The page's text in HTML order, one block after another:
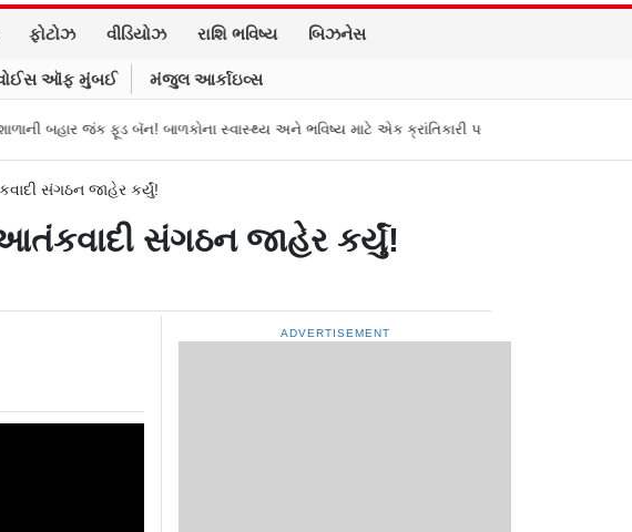
ફોટોઝ વીડિયોઝ રાશિ ભવિષ્ય બિઝનેસ
ઑફ મુંબઈ મંજુલ આર્કાઇવ્સ
જંક ફૂડ બૅન! બાળકોના સ્વાસ્થ્ય અને ભવિષ્ય માટે એક ક્રાંતિકારી પગલું તામિલનાડુના મુખ્ય પ્રધાન
સંગઠન જાહેર કર્યું!
સંગઠન જાહેર કર્યું!
ADVERTISEMENT